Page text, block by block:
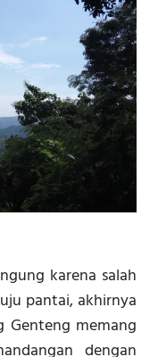
karena salah
pantai, akhirnya
Genteng memang
dengan